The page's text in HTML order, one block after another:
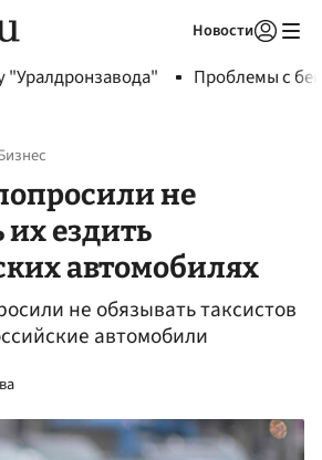
Новости
"Уралдронзавода" Проблемы с
не
их ездить
автомобилях
не обязывать таксистов
автомобили